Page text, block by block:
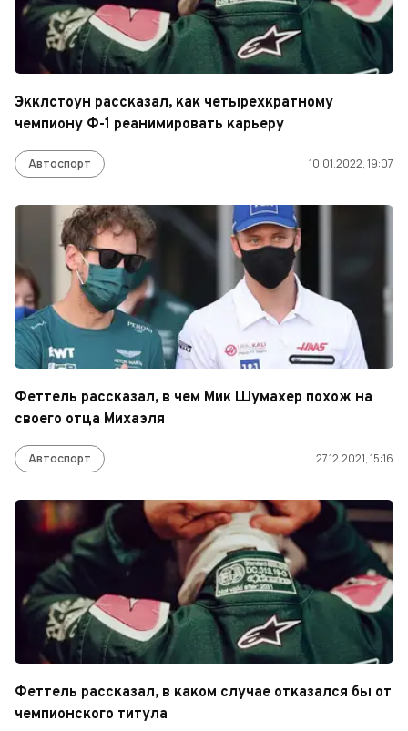
Экклстоун рассказал, как четырехкратному
чемпиону Ф-1 реанимировать карьеру
Автоспорт 10.01.2022, 19:07
Феттель рассказал, в чем Мик Шумахер похож на
своего отца Михаэля
Автоспорт 27.12.2021, 15:16
Феттель рассказал, в каком случае отказался бы от
чемпионского титула